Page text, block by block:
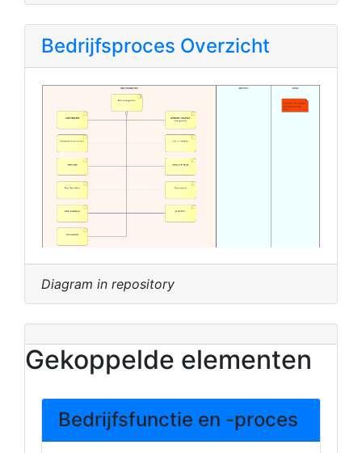
Bedrijfsproces Overzicht
Diagram in repository
Gekoppelde elementen
Bedrijfsfunctie en -proces